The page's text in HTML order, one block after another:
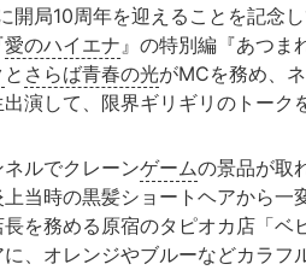
開局10周年を迎えることを記念
愛のハイエナ』の特別編『あつま
と さらば青春の光がMCを務め、
演して、限界ギリギリのトーク
ルでクレーンゲームの景品が取
当時の黒髪ショートヘアから一
を務める原宿のタピオカ店「ベ
、オレンジやブルーなどカラフ